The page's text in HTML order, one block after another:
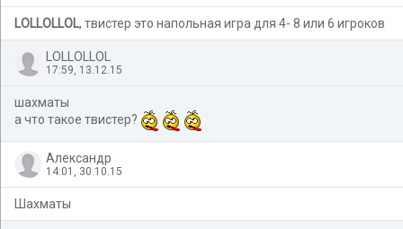
LOLLOLLOL, твистер это напольная игра для 4- 8 или 6 игроков
LOLLOLLOL
17:59, 13.12.15
шахматы
а что такое твистер?
Александр
14:01, 30.10.15
Шахматы